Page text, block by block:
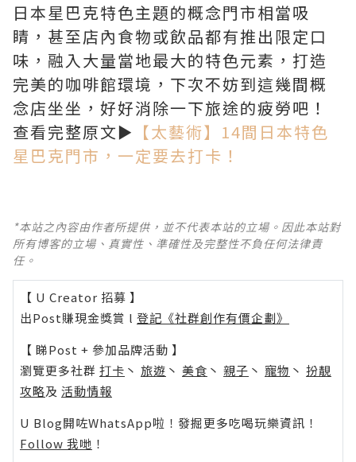
日本星巴克特色主題的概念門市相當吸
睛，甚至店內食物或飲品都有推出限定口
味，融入大量當地最大的特色元素，打造
完美的咖啡館環境，下次不妨到這幾間概
念店坐坐，好好消除一下旅途的疲勞吧！
查看完整原文► 【太藝術】14間日本特色
星巴克門市，一定要去打卡！
*本站之內容由作者所提供，並不代表本站的立場。因此本站對
所有博客的立場、真實性、準確性及完整性不負任何法律責
任。
【 U Creator 招募 】
出Post賺現金獎賞 l 登記《社群創作有價企劃》
【 睇Post + 參加品牌活動 】
瀏覽更多社群 打卡 丶 旅遊 丶 美食 丶 親子 丶 寵物 丶 扮靚
攻略及 活動情報
U Blog開咗WhatsApp啦！發掘更多吃喝玩樂資訊！
Follow 我哋 ！